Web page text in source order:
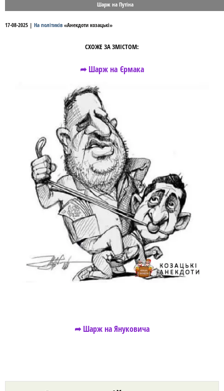
Шарж на Путіна
17-08-2025 | На політиків «Анекдоти козацькі»
СХОЖЕ ЗА ЗМІСТОМ:
➦ Шарж на Єрмака
➦ Шарж на Януковича